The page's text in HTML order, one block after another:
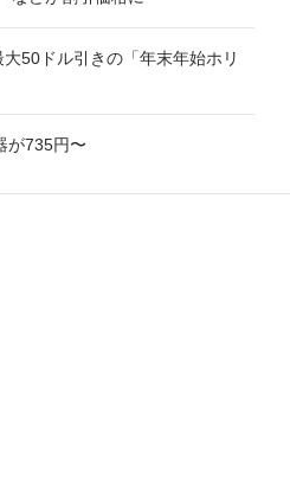
50ドル引きの「年末年始ホリ
が735円〜